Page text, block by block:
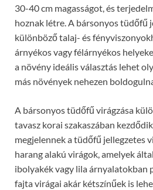
30-40 cm magasságot, és
hoznak létre. A bársonyos tüdőfű
különböző talaj- és
árnyékos vagy félárnyékos
a növény ideális választás lehet
más növények nehezen
A bársonyos tüdőfű virágzása
tavasz korai szakaszában
megjelennek a tüdőfű jellegzetes
harang alakú virágok, amelyek
ibolyakék vagy lila árnyalatokban
fajta virágai akár kétszínűek is